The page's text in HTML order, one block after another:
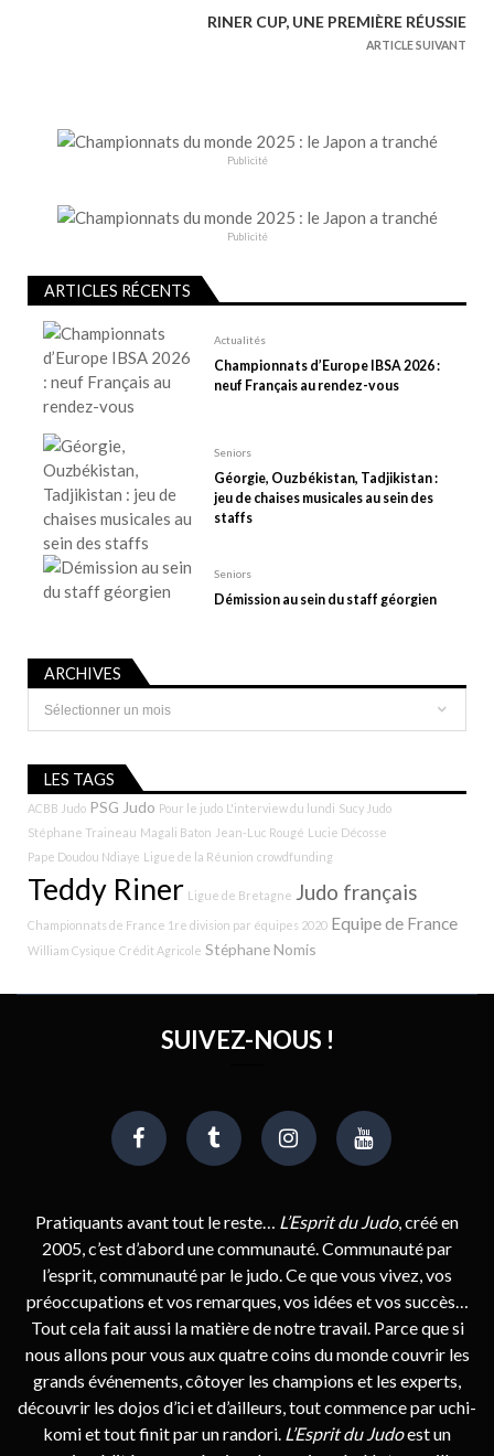
RINER CUP, UNE PREMIÈRE RÉUSSIE
ARTICLE SUIVANT
Publicité
Publicité
ARTICLES RÉCENTS
Actualités
Championnats d’Europe IBSA 2026 :
neuf Français au rendez-vous
Seniors
Géorgie, Ouzbékistan, Tadjikistan :
jeu de chaises musicales au sein des
staffs
Seniors
Démission au sein du staff géorgien
ARCHIVES
Archives
LES TAGS
ACBB Judo PSG Judo Pour le judo L'interview du lundi Sucy Judo
Stéphane Traineau Magali Baton Jean-Luc Rougé Lucie Décosse
Pape Doudou Ndiaye Ligue de la Réunion crowdfunding
Teddy Riner Ligue de Bretagne Judo français
Championnats de France 1re division par équipes 2020 Equipe de France
William Cysique Crédit Agricole Stéphane Nomis
SUIVEZ-NOUS !
Pratiquants avant tout le reste… L’Esprit du Judo, créé en
2005, c’est d’abord une communauté. Communauté par
l’esprit, communauté par le judo. Ce que vous vivez, vos
préoccupations et vos remarques, vos idées et vos succès…
Tout cela fait aussi la matière de notre travail. Parce que si
nous allons pour vous aux quatre coins du monde couvrir les
grands événements, côtoyer les champions et les experts,
découvrir les dojos d’ici et d’ailleurs, tout commence par uchi-
komi et tout finit par un randori. L’Esprit du Judoest un